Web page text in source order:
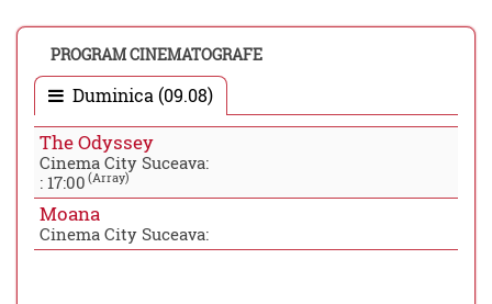
PROGRAM CINEMATOGRAFE
Duminica (09.08)
The Odyssey
Cinema City Suceava:
: 17:00 (Array)
Moana
Cinema City Suceava: